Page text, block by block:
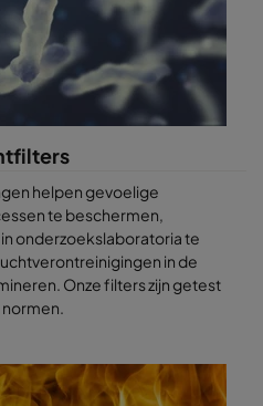
helpen gevoelige
te beschermen,
onderzoekslaboratoria te
in de
Onze filters zijn getest
normen.